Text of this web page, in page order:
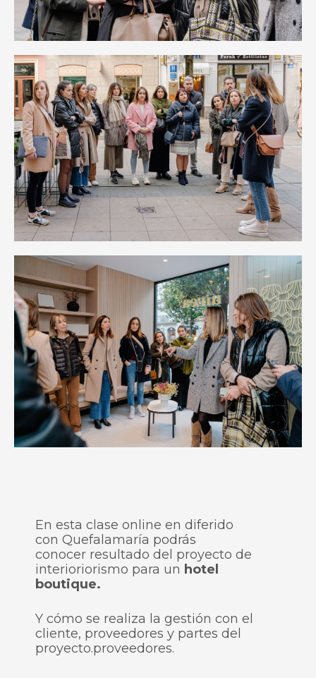
En esta clase online en diferido
con Quefalamaría podrás
conocer resultado del proyecto de
interioriorismo para un hotel
boutique.
Y cómo se realiza la gestión con el
cliente, proveedores y partes del
proyecto.proveedores.